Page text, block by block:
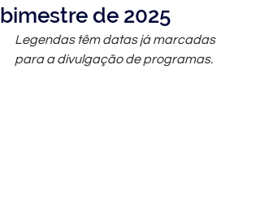
bimestre de 2025
Legendas têm datas já marcadas
para a divulgação de programas.